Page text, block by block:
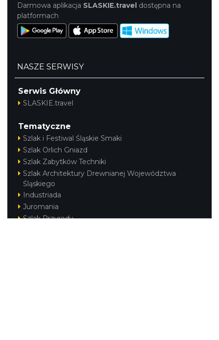
Darmowa aplikacja SLASKIE.travel dostępna na
platformach
NASZE SERWISY
Serwis Główny
SLASKIE.travel
Tematyczne
Szlak i Festiwal Śląskie Smaki
Szlak Orlich Gniazd
Szlak Zabytków Techniki
Szlak Architektury Drewnianej Województwa
Śląskiego
Industriada
Juromania
Szlak Przyrody